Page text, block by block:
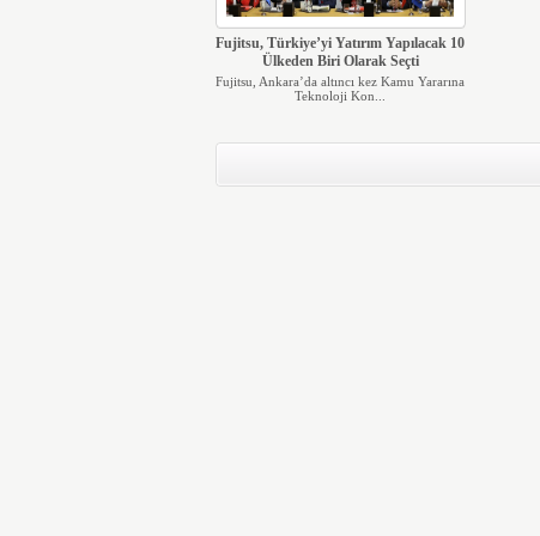
Fujitsu, Türkiye’yi Yatırım Yapılacak 10
Ülkeden Biri Olarak Seçti
Fujitsu, Ankara’da altıncı kez Kamu Yararına
Teknoloji Kon...